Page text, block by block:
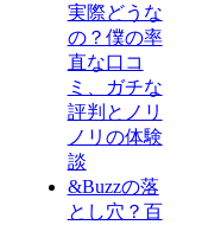
実際どうな
の？僕の率
直な口コ
ミ、ガチな
評判とノリ
ノリの体験
談
&Buzzの落
とし穴？百